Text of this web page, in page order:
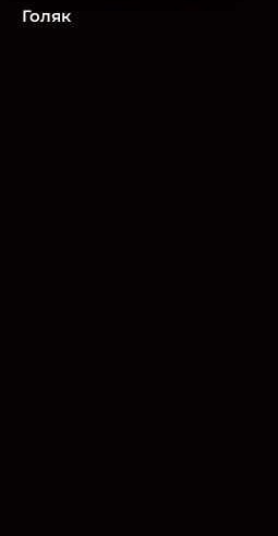
Голяк